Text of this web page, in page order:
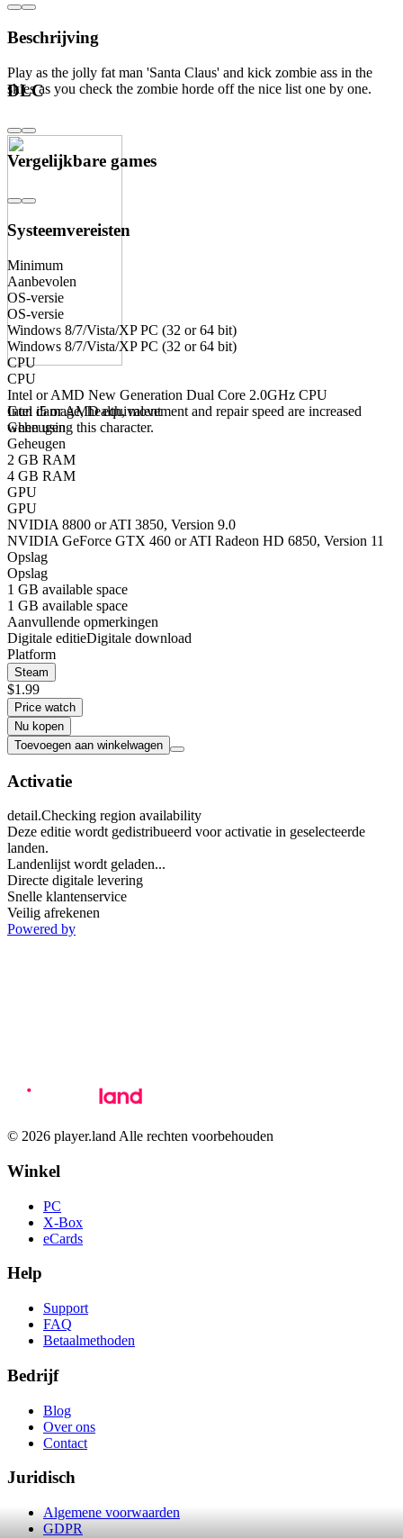
Beschrijving
Play as the jolly fat man 'Santa Claus' and kick zombie ass in the
skies as you check the zombie horde off the nice list one by one.
Gun damage, health, movement and repair speed are increased
when using this character.
DLC
Vergelijkbare games
Systeemvereisten
Minimum
Aanbevolen
OS-versie
OS-versie
Windows 8/7/Vista/XP PC (32 or 64 bit)
Windows 8/7/Vista/XP PC (32 or 64 bit)
CPU
CPU
Intel or AMD New Generation Dual Core 2.0GHz CPU
Intel i5 or AMD equivalent
Geheugen
Geheugen
2 GB RAM
4 GB RAM
GPU
GPU
NVIDIA 8800 or ATI 3850, Version 9.0
NVIDIA GeForce GTX 460 or ATI Radeon HD 6850, Version 11
Opslag
Opslag
1 GB available space
1 GB available space
Aanvullende opmerkingen
Digitale editieDigitale download
Platform
Steam
$1.99
Price watch
Nu kopen
Toevoegen aan winkelwagen
Activatie
detail.Checking region availability
Deze editie wordt gedistribueerd voor activatie in geselecteerde
landen.
Landenlijst wordt geladen...
Directe digitale levering
Snelle klantenservice
Veilig afrekenen
Powered by
© 2026 player.land Alle rechten voorbehouden
Winkel
PC
X-Box
eCards
Help
Support
FAQ
Betaalmethoden
Bedrijf
Blog
Over ons
Contact
Juridisch
Algemene voorwaarden
GDPR